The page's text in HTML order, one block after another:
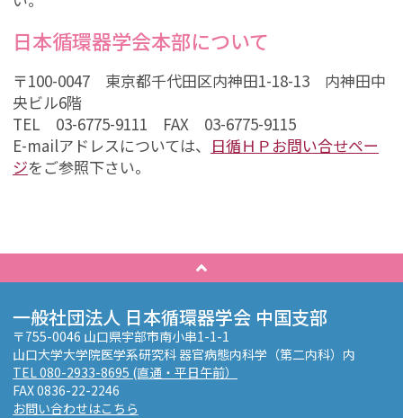
日本循環器学会本部について
〒100-0047 東京都千代田区内神田1-18-13 内神田中
央ビル6階
TEL 03-6775-9111 FAX 03-6775-9115
E-mailアドレスについては、 日循ＨＰお問い合せペー
ジをご参照下さい。
一般社団法人 日本循環器学会 中国支部
〒755-0046 山口県宇部市南小串1-1-1
山口大学大学院医学系研究科 器官病態内科学（第二内科）内
TEL 080-2933-8695 (直通・平日午前）
FAX 0836-22-2246
お問い合わせはこちら